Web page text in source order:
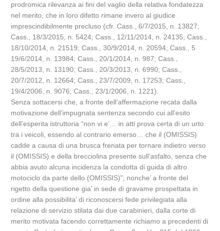
prodromica rilevanza ai fini del vaglio della relativa fondatezza
nel merito, che in loro difetto rimane invero al giudice
imprescindibilmente precluso (cfr. Cass., 6/7/2015, n. 13827;
Cass., 18/3/2015, n. 5424; Cass., 12/11/2014, n. 24135; Cass.,
18/10/2014, n. 21519; Cass., 30/9/2014, n. 20594; Cass., 5
19/6/2014, n. 13984; Cass., 20/1/2014, n. 987; Cass.,
28/5/2013, n. 13190; Cass., 20/3/2013, n. 6990; Cass.,
20/7/2012, n. 12664; Cass., 23/7/2009, n. 17253; Cass.,
19/4/2006, n. 9076; Cass., 23/1/2006, n. 1221).
Senza sottacersi che, a fronte dell’affermazione recata dalla
motivazione dell’impugnata sentenza secondo cui all’esito
dell’esperita istruttoria “non vi e’… in atti prova certa di un urto
tra i veicoli, essendo al contrario emerso… che il (OMISSIS)
cadde a causa di una brusca frenata per tornare indietro verso
il (OMISSIS) e della brecciolina presente sull’asfalto, senza che
abbia avuto alcuna incidenza la condotta di guida di altro
motociclo da parte dello (OMISSIS)”; nonche’ a fronte del
rigetto della questione gia’ in sede di gravame prospettata in
ordine alla possibilita’ di riconoscersi fede privilegiata alla
relazione di servizio stilata dai due carabinieri, dalla corte di
merito motivata facendo correttamente richiamo a precedenti di